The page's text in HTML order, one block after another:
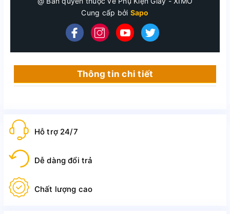
Cung cấp bởi Sapo
Thông tin chi tiết
hãng
Chất liệu đế TPU giúp giảm áp lực mặt đất lên bàn
Mềm mại, mịn màng, thoáng khí tạo cảm giác thoải mái
Hỗ trợ 24/7
Dễ dàng đổi trả
Chất lượng cao